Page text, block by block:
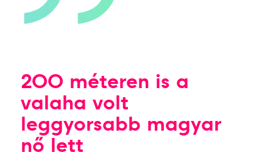
200 méteren is a
valaha volt
leggyorsabb magyar
nő lett